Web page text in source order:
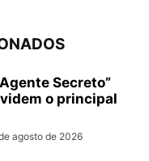
Agente Secreto”
o principal
agosto de 2026